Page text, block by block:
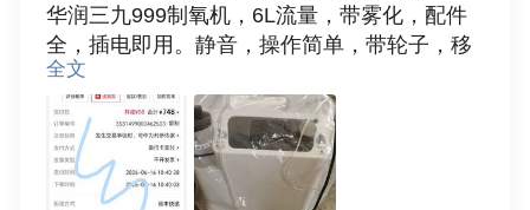
华润三九999制氧机，6L流量，带雾化，配件
全，插电即用。静音，操作简单，带轮子，移
动方便。适合老人、孕妇、术后用。支持自
提，价格好聊，细节私聊
全文